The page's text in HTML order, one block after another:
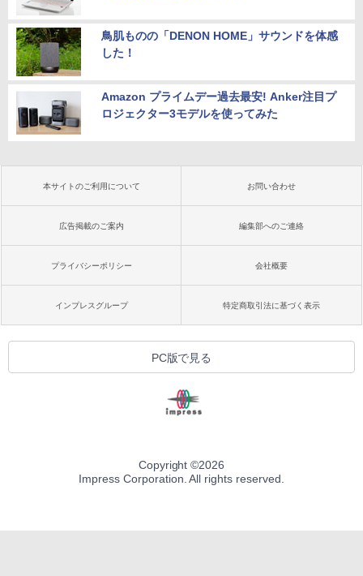
鳥肌ものの「DENON HOME」サウンドを体感
した！
Amazon プライムデー過去最安! Anker注目プ
ロジェクター3モデルを使ってみた
本サイトのご利用について お問い合わせ
広告掲載のご案内 編集部へのご連絡
プライバシーポリシー 会社概要
インプレスグループ 特定商取引法に基づく表示
PC版で見る
Copyright ©2026
Impress Corporation. All rights reserved.